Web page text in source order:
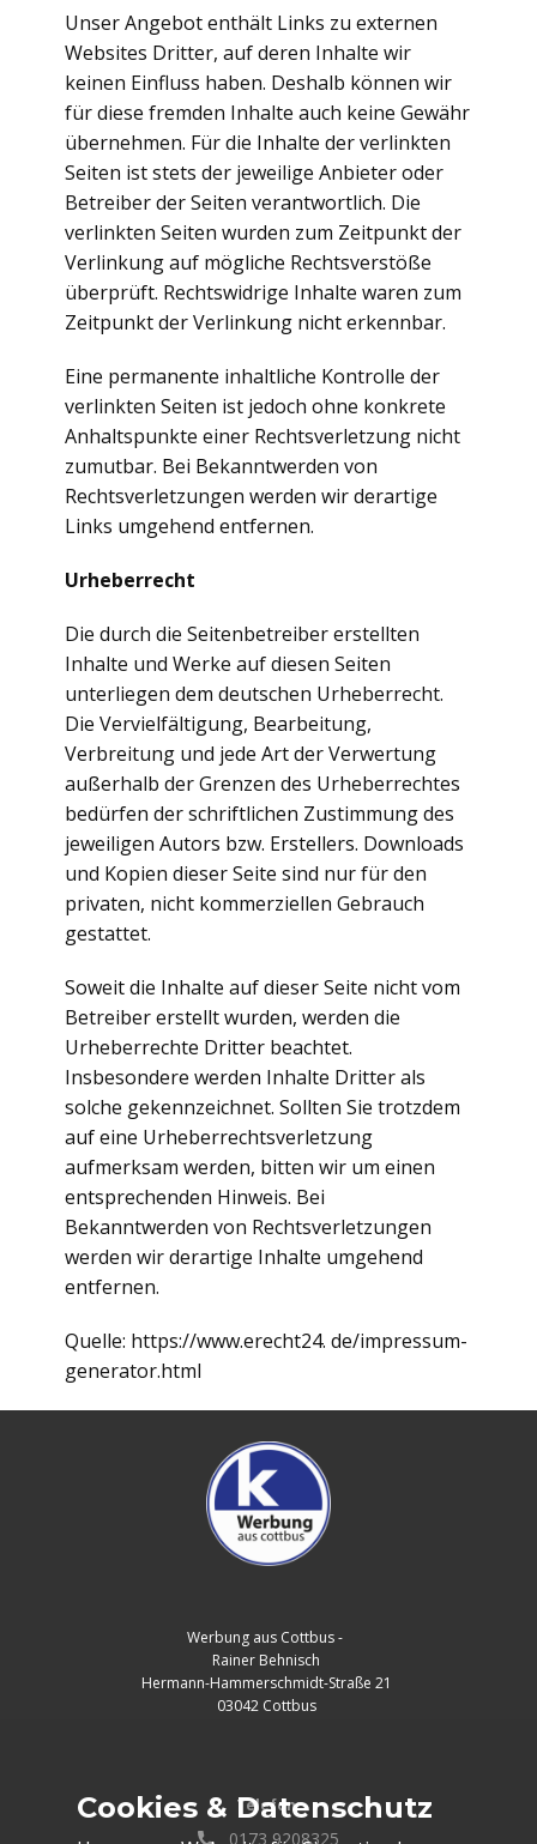
Unser Angebot enthält Links zu externen
Websites Dritter, auf deren Inhalte wir
keinen Einfluss haben. Deshalb können wir
für diese fremden Inhalte auch keine Gewähr
übernehmen. Für die Inhalte der verlinkten
Seiten ist stets der jeweilige Anbieter oder
Betreiber der Seiten verantwortlich. Die
verlinkten Seiten wurden zum Zeitpunkt der
Verlinkung auf mögliche Rechtsverstöße
überprüft. Rechtswidrige Inhalte waren zum
Zeitpunkt der Verlinkung nicht erkennbar.
Eine permanente inhaltliche Kontrolle der
verlinkten Seiten ist jedoch ohne konkrete
Anhaltspunkte einer Rechtsverletzung nicht
zumutbar. Bei Bekanntwerden von
Rechtsverletzungen werden wir derartige
Links umgehend entfernen.
Urheberrecht
Die durch die Seitenbetreiber erstellten
Inhalte und Werke auf diesen Seiten
unterliegen dem deutschen Urheberrecht.
Die Vervielfältigung, Bearbeitung,
Verbreitung und jede Art der Verwertung
außerhalb der Grenzen des Urheberrechtes
bedürfen der schriftlichen Zustimmung des
jeweiligen Autors bzw. Erstellers. Downloads
und Kopien dieser Seite sind nur für den
privaten, nicht kommerziellen Gebrauch
gestattet.
Soweit die Inhalte auf dieser Seite nicht vom
Betreiber erstellt wurden, werden die
Urheberrechte Dritter beachtet.
Insbesondere werden Inhalte Dritter als
solche gekennzeichnet. Sollten Sie trotzdem
auf eine Urheberrechtsverletzung
aufmerksam werden, bitten wir um einen
entsprechenden Hinweis. Bei
Bekanntwerden von Rechtsverletzungen
werden wir derartige Inhalte umgehend
entfernen.
Quelle: https://www.erecht24. de/impressum-
generator.html
Werbung aus Cottbus -
Rainer Behnisch
Hermann-Hammerschmidt-Straße 21
03042 Cottbus
Telefon:
0173 9208325
Cookies & Datenschutz